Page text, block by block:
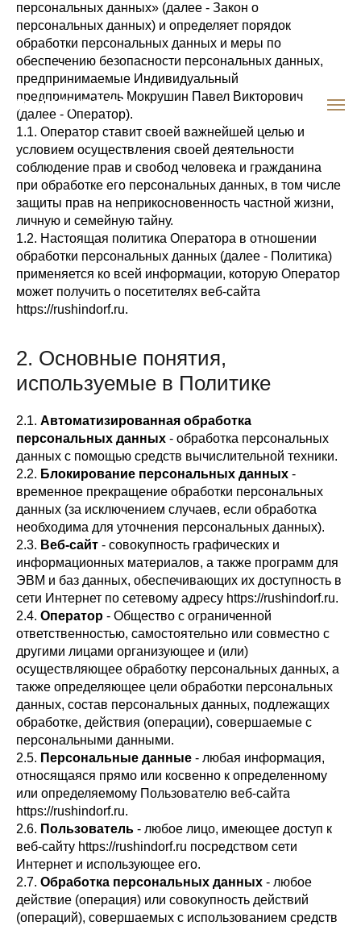
RUSHINDORF
персональных данных» (далее - Закон о
персональных данных) и определяет порядок
обработки персональных данных и меры по
обеспечению безопасности персональных данных,
предпринимаемые Индивидуальный
предприниматель Мокрушин Павел Викторович
(далее - Оператор).
1.1. Оператор ставит своей важнейшей целью и
условием осуществления своей деятельности
соблюдение прав и свобод человека и гражданина
при обработке его персональных данных, в том числе
защиты прав на неприкосновенность частной жизни,
личную и семейную тайну.
1.2. Настоящая политика Оператора в отношении
обработки персональных данных (далее - Политика)
применяется ко всей информации, которую Оператор
может получить о посетителях веб-сайта
https://rushindorf.ru.
2. Основные понятия,
используемые в Политике
2.1. Автоматизированная обработка
персональных данных - обработка персональных
данных с помощью средств вычислительной техники.
2.2. Блокирование персональных данных -
временное прекращение обработки персональных
данных (за исключением случаев, если обработка
необходима для уточнения персональных данных).
2.3. Веб-сайт - совокупность графических и
информационных материалов, а также программ для
ЭВМ и баз данных, обеспечивающих их доступность в
сети Интернет по сетевому адресу https://rushindorf.ru.
2.4. Оператор - Общество с ограниченной
ответственностью, самостоятельно или совместно с
другими лицами организующее и (или)
осуществляющее обработку персональных данных, а
также определяющее цели обработки персональных
данных, состав персональных данных, подлежащих
обработке, действия (операции), совершаемые с
персональными данными.
2.5. Персональные данные - любая информация,
относящаяся прямо или косвенно к определенному
или определяемому Пользователю веб-сайта
https://rushindorf.ru.
2.6. Пользователь - любое лицо, имеющее доступ к
веб-сайту https://rushindorf.ru посредством сети
Интернет и использующее его.
2.7. Обработка персональных данных - любое
действие (операция) или совокупность действий
(операций), совершаемых с использованием средств